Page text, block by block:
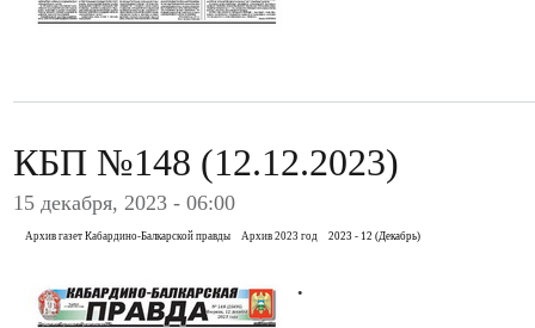
КБП №148 (12.12.2023)
15 декабря, 2023 - 06:00
Архив газет Кабардино-Балкарской правды Архив 2023 год 2023 - 12 (Декабрь)
.